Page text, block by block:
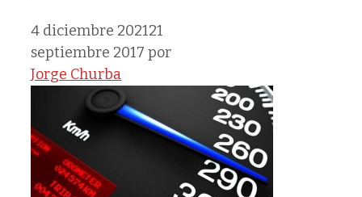
4 diciembre 202121
septiembre 2017 por
Jorge Churba